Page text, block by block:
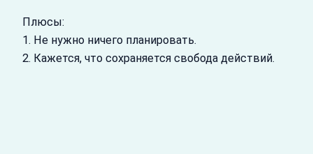
Плюсы:
1. Не нужно ничего планировать.
2. Кажется, что сохраняется свобода действий.